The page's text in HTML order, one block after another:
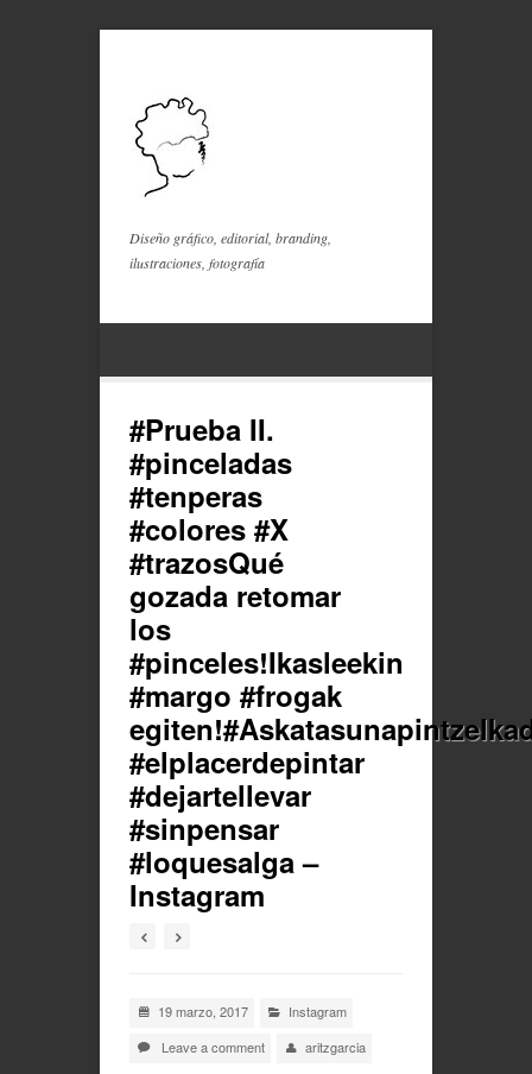
Diseño gráfico, editorial, branding,
ilustraciones, fotografía
#Prueba II.
#pinceladas
#tenperas
#colores #X
#trazosQué
gozada retomar
los
#pinceles!Ikasleekin
#margo #frogak
#elplacerdepintar
#dejartellevar
#sinpensar
#loquesalga –
Instagram
19 marzo, 2017
Instagram
Leave a comment
aritzgarcia